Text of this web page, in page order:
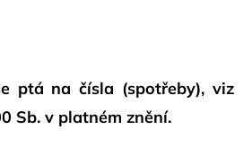
ptá na čísla (spotřeby), viz
Sb. v platném znění.